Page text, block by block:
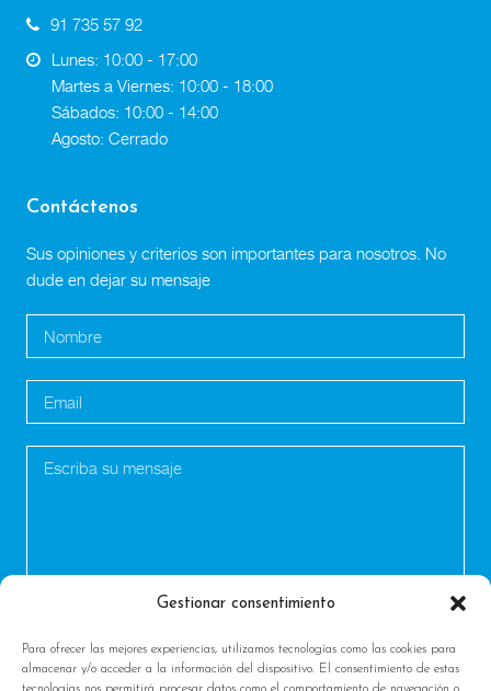
Gestionar consentimiento
Para ofrecer las mejores experiencias, utilizamos tecnologías como las cookies para
almacenar y/o acceder a la información del dispositivo. El consentimiento de estas
91 735 57 92
Lunes: 10:00 - 17:00
Martes a Viernes: 10:00 - 18:00
Sábados: 10:00 - 14:00
Agosto: Cerrado
Contáctenos
Sus opiniones y criterios son importantes para nosotros. No
dude en dejar su mensaje